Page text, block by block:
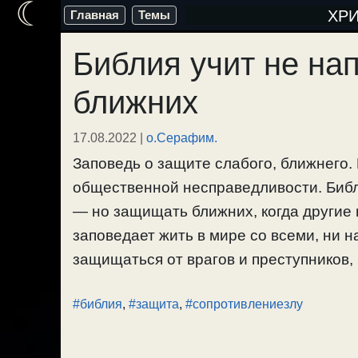
Перейти
содержимому
Главная Темы
Библия учит не
ближних
17.08.2022 | о.Серафим.
Заповедь о защите слабого,
общественной несправедливости.
— но защищать ближних, когда другие
заповедает жить в мире со всеми, ни
защищаться от врагов и
#библия, #защита, #сопротивлениезлу
☾